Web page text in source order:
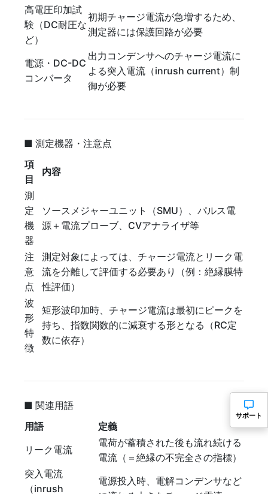
高電圧印加試
験（DC耐圧な
ど）
初期チャージ電流が急増するため、
測定器には保護回路が必要
電源・DC-DC
コンバータ
出力コンデンサへのチャージ電流に
よる突入電流（inrush current）制
御が必要
■ 測定機器・注意点
項
目
内容
測
定
機
器
ソースメジャーユニット（SMU）、パルス電
源＋電流プローブ、CVアナライザ等
注
意
点
測定対象によっては、チャージ電流とリーク電
流を分離して評価する必要あり（例：絶縁膜特
性評価）
波
形
特
徴
矩形波印加時、チャージ電流は最初にピークを
持ち、指数関数的に減衰する形となる（RC定
数に依存）
■ 関連用語
用語
定義
リーク電流
電荷が蓄積された後も流れ続ける
電流（＝絶縁の不完全さの指標）
突入電流
（inrush
電源投入時、電解コンデンサなど
サポート